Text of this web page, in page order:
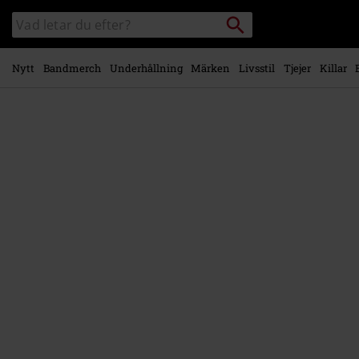
Gå till
huvudinnehåll
Sök
i
katalogen
Sök
Nytt Bandmerch Underhållning Märken Livsstil Tjejer Killar